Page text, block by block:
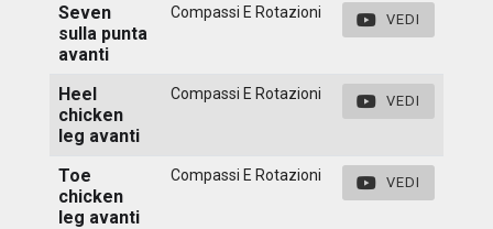
Seven
sulla punta
avanti
Compassi E Rotazioni VEDI
Heel
chicken
leg avanti
Compassi E Rotazioni VEDI
Toe
chicken
leg avanti
Compassi E Rotazioni VEDI